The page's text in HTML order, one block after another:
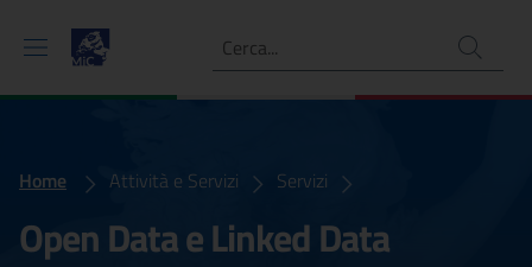
Ricerca
Home Attività e Servizi Servizi
Open Data e Linked Data
Open Data e Linked Data